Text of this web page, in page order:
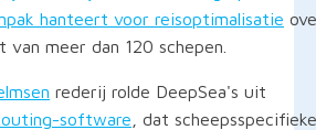
hanteert voor reisoptimalisatie
van meer dan 120 schepen.
rederij rolde DeepSea's uit
software , dat scheepsspecifieke